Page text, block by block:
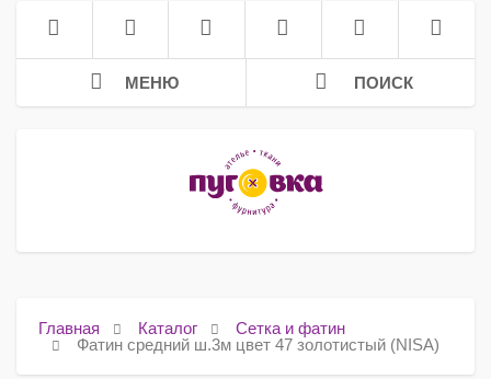
МЕНЮ ПОИСК
Главная Каталог
Сетка и фатин
Фатин средний ш.3м цвет 47 золотистый (NISA)